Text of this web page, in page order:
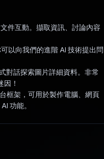
件互動。擷取資訊、討論內容
以向我們的進階 AI 技術提出問
對話探索圖片詳細資料。非常
！
框架，可用於製作電腦、網頁
功能。